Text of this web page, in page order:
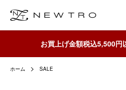
お買上げ金額税込5,500円
ホーム SALE